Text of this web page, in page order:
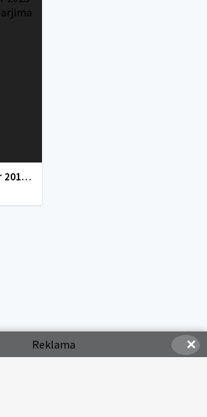
Yangi O'zbek kinolar 2010-2011-2012-2013-2014-2015-2016-2017-2018-2019-2020-2021-2022-2023-2024-2025 O'zbek tilida Uzbek tarjima Full HD
✕